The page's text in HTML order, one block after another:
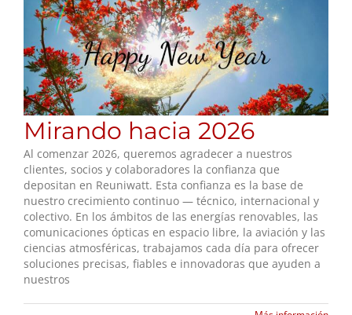
Mirando hacia 2026
Al comenzar 2026, queremos agradecer a nuestros
clientes, socios y colaboradores la confianza que
depositan en Reuniwatt. Esta confianza es la base de
nuestro crecimiento continuo — técnico, internacional y
colectivo. En los ámbitos de las energías renovables, las
comunicaciones ópticas en espacio libre, la aviación y las
ciencias atmosféricas, trabajamos cada día para ofrecer
soluciones precisas, fiables e innovadoras que ayuden a
nuestros